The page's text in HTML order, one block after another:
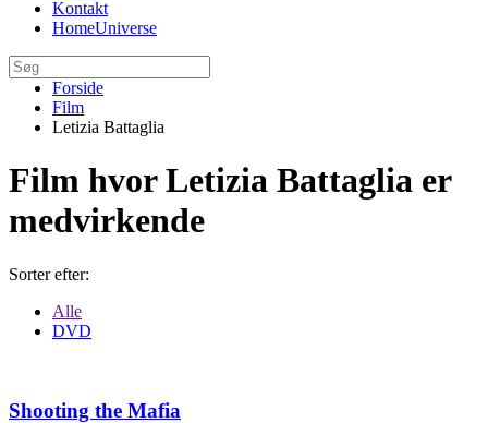
Kontakt
HomeUniverse
Forside
Film
Letizia Battaglia
Film hvor Letizia Battaglia er
medvirkende
Sorter efter:
Alle
DVD
Shooting the Mafia